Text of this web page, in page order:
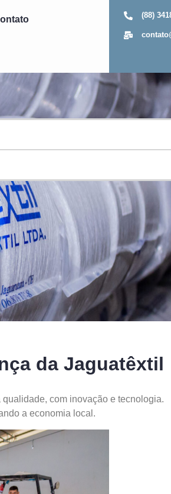
(88)
da Jaguatêxtil
com inovação e tecnologia.
a economia local.